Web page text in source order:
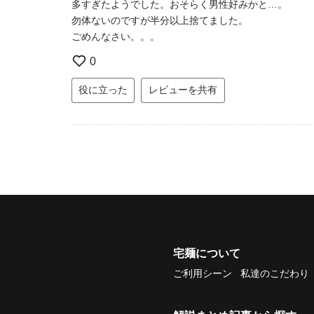
多すぎたようでした。おそらく男性好みかと…。
勿体ないのですが半分以上捨てました。
ごめんなさい。。。
0
役に立った レビューを共有
宅麺について
ご利用シーン 私達のこだわり